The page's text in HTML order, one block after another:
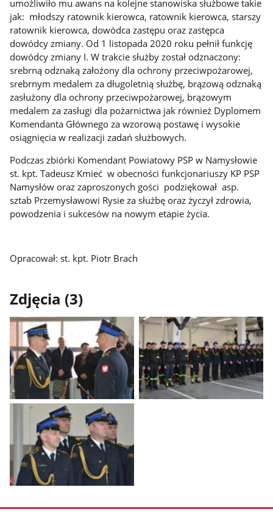
umożliwiło mu awans na kolejne stanowiska służbowe takie
jak: młodszy ratownik kierowca, ratownik kierowca, starszy
ratownik kierowca, dowódca zastępu oraz zastępca
dowódcy zmiany. Od 1 listopada 2020 roku pełnił funkcję
dowódcy zmiany I. W trakcie służby został odznaczony:
srebrną odznaką założony dla ochrony przeciwpożarowej,
srebrnym medalem za długoletnią służbę, brązową odznaką
zasłużony dla ochrony przeciwpożarowej, brązowym
medalem za zasługi dla pożarnictwa jak również Dyplomem
Komendanta Głównego za wzorową postawę i wysokie
osiągnięcia w realizacji zadań służbowych.
Podczas zbiórki Komendant Powiatowy PSP w Namysłowie
st. kpt. Tadeusz Kmieć w obecności funkcjonariuszy KP PSP
Namysłów oraz zaproszonych gości podziękował asp.
sztab Przemysławowi Rysie za służbę oraz życzył zdrowia,
powodzenia i sukcesów na nowym etapie życia.
Opracował: st. kpt. Piotr Brach
Zdjęcia (3)
Pokaż
z
galerii.
zdjęcie